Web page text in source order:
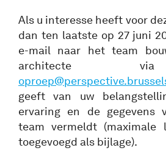
Als u interesse heeft voor
dan ten laatste op 27 juni
e-mail naar het team
geeft van uw
ervaring en de gegevens
team vermeldt (maximale
toegevoegd als bijlage).